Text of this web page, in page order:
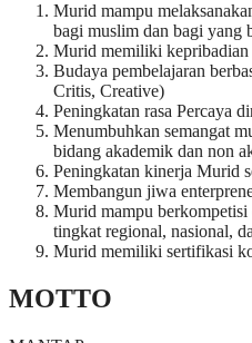
Murid mampu
bagi muslim dan bagi yang
Murid memiliki kepribadian
Budaya pembelajaran
Critis, Creative)
Peningkatan rasa Percaya
Menumbuhkan semangat
bidang akademik dan non
Peningkatan kinerja Murid
Membangun jiwa
Murid mampu
tingkat regional, nasional,
Murid memiliki sertifikasi
MOTTO